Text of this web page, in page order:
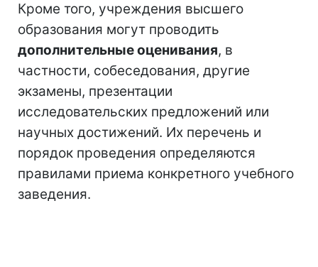
Кроме того, учреждения высшего
образования могут проводить
дополнительные оценивания, в
частности, собеседования, другие
экзамены, презентации
исследовательских предложений или
научных достижений. Их перечень и
порядок проведения определяются
правилами приема конкретного учебного
заведения.